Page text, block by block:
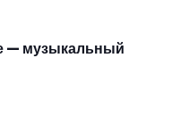
— музыкальный